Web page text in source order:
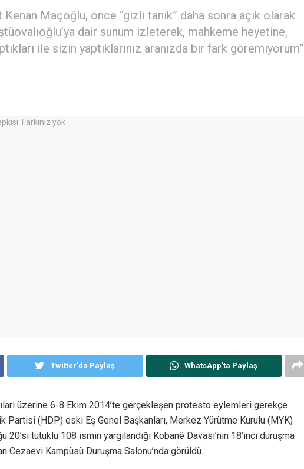
Kenan Maçoğlu, önce “gizli tanık” daha sonra açık olarak
dair sunum izleterek, mahkeme heyetine,
ile sizin yaptıklarınız aranızda bir fark göremiyorum”
Twitter'da Paylaş WhatsApp'ta Paylaş
üzerine 6-8 Ekim 2014’te gerçekleşen protesto eylemleri gerekçe
Partisi (HDP) eski Eş Genel Başkanları, Merkez Yürütme Kurulu (MYK)
20’si tutuklu 108 ismin yargılandığı Kobanê Davası’nın 18’inci duruşma
Cezaevi Kampüsü Duruşma Salonu’nda görüldü.